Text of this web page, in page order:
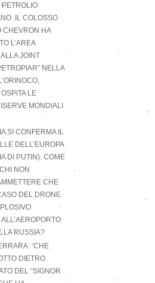
PETROLIO
.IL COLOSSO
CHEVRON HA
L’AREA
JOINT
NELLA
OSPITA LE
MONDIALI
SI CONFERMA IL
DELL’EUROPA
DI PUTIN). COME
NON
CHE
DEL DRONE
LA RUSSIA?
’CHE
DIETRO
DEL “SIGNOR